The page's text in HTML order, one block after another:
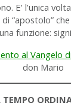
E’ l’unica
“apostolo”
funzione:
al Vangelo
don Mario
TEMPO